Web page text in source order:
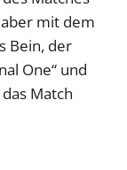
mit dem
Bein, der
One“ und
Match